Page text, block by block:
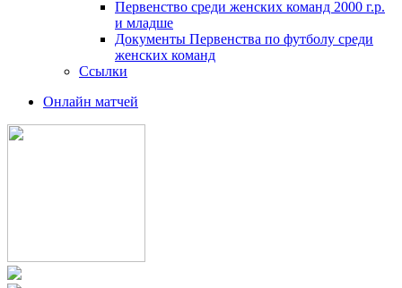
Первенство среди женских команд 2000 г.р.
и младше
Документы Первенства по футболу среди
женских команд
Ссылки
Онлайн матчей